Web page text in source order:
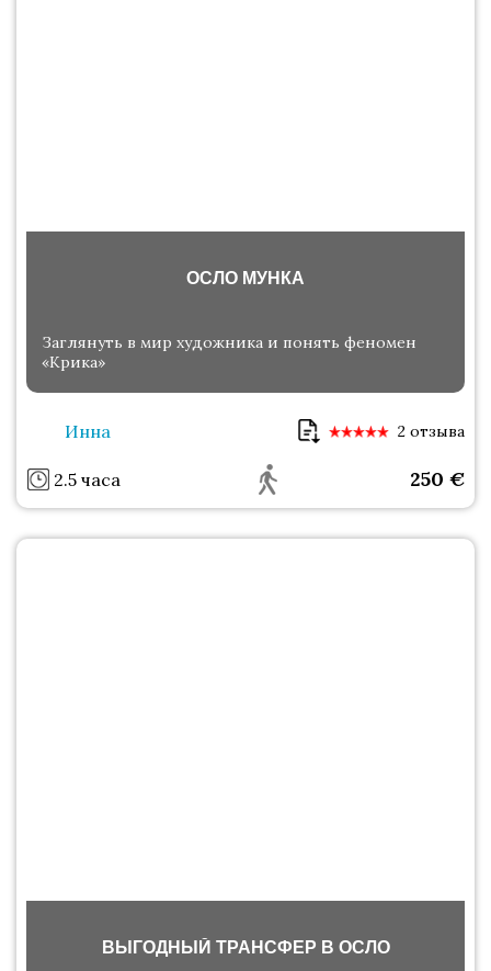
ОСЛО МУНКА
Заглянуть в мир художника и понять феномен
«Крика»
Инна 2 отзыва
2.5 часа 250 €
ВЫГОДНЫЙ ТРАНСФЕР В ОСЛО